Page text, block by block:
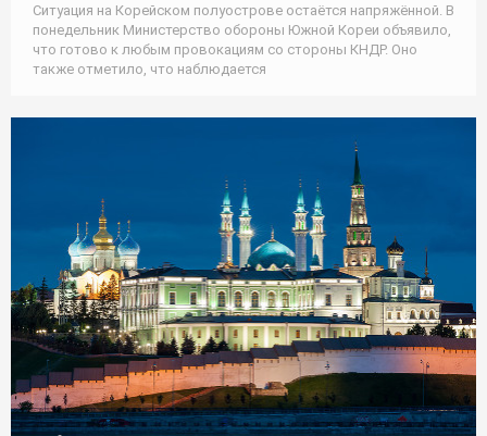
Ситуация на Корейском полуострове остаётся напряжённой. В
понедельник Министерство обороны Южной Кореи объявило,
что готово к любым провокациям со стороны КНДР. Оно
также отметило, что наблюдается